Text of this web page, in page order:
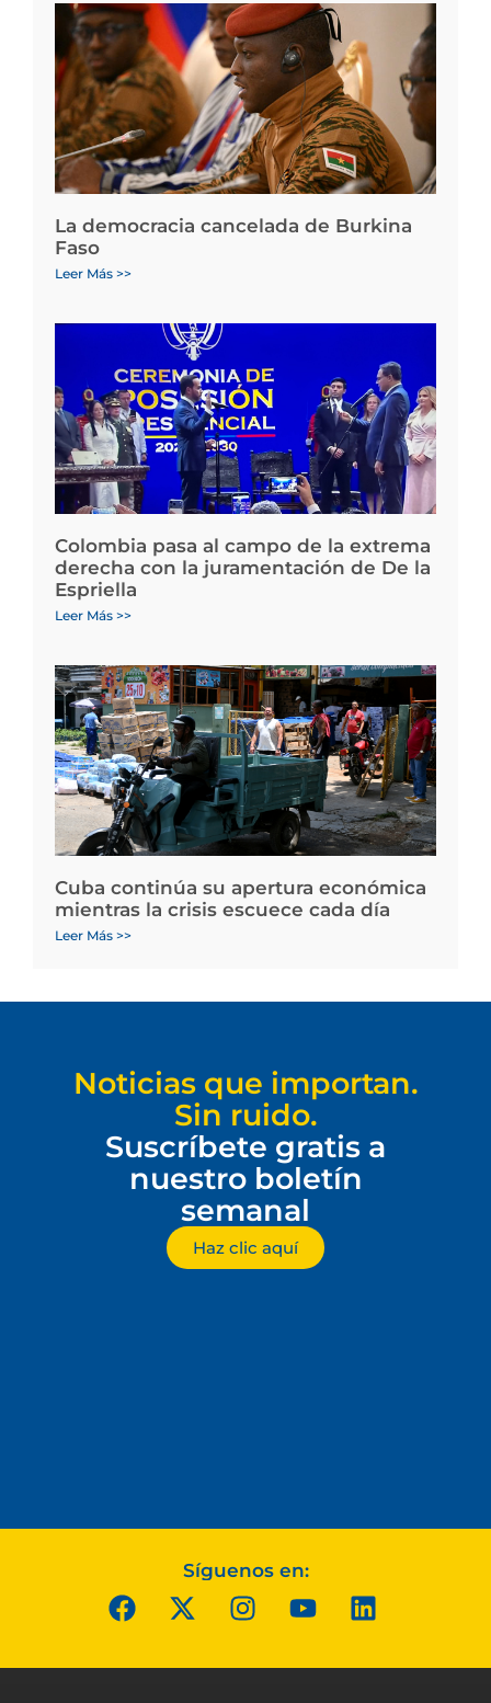
La democracia cancelada de Burkina
Faso
Leer Más >>
Colombia pasa al campo de la extrema
derecha con la juramentación de De la
Espriella
Leer Más >>
Cuba continúa su apertura económica
mientras la crisis escuece cada día
Leer Más >>
Noticias que importan.
Sin ruido.
Suscríbete gratis a
nuestro boletín
semanal
Haz clic aquí
Síguenos en: